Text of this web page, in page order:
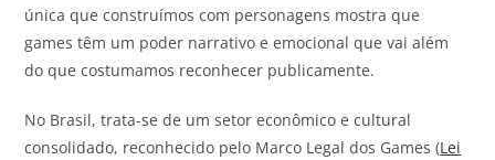
única que construímos com personagens mostra que
games têm um poder narrativo e emocional que vai além
do que costumamos reconhecer publicamente.
No Brasil, trata-se de um setor econômico e cultural
consolidado, reconhecido pelo Marco Legal dos Games (Lei